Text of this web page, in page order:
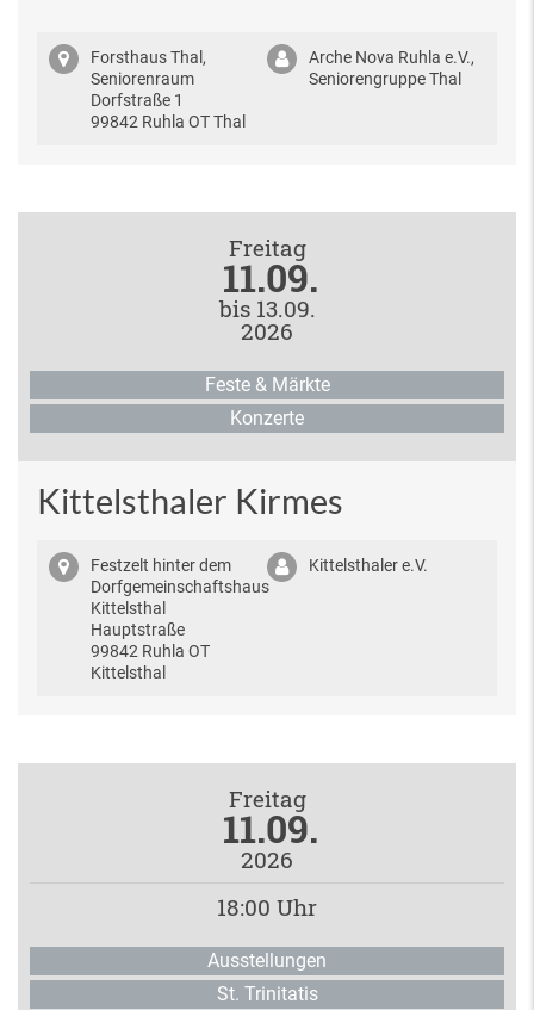
Forsthaus Thal,
Seniorenraum
Dorfstraße 1
99842 Ruhla OT Thal
Arche Nova Ruhla e.V.,
Seniorengruppe Thal
Freitag
11.09.
bis 13.09.
2026
Feste & Märkte
Konzerte
Kittelsthaler Kirmes
Festzelt hinter dem
Dorfgemeinschaftshaus
Kittelsthal
Hauptstraße
99842 Ruhla OT
Kittelsthal
Kittelsthaler e.V.
Freitag
11.09.
2026
18:00 Uhr
Ausstellungen
St. Trinitatis